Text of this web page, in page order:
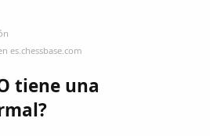
es.chessbase.com
tiene una